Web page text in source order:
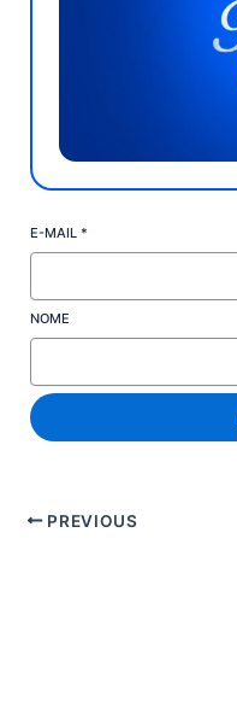
E-MAIL *
NOME
PREVIOUS